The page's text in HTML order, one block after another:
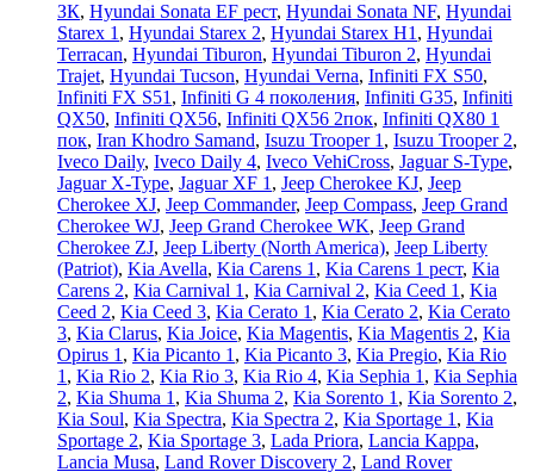
ЗК, Hyundai Sonata EF рест, Hyundai Sonata NF, Hyundai
Starex 1 , Hyundai Starex 2, Hyundai Starex H1 , Hyundai
Terracan, Hyundai Tiburon, Hyundai Tiburon 2, Hyundai
Trajet, Hyundai Tucson, Hyundai Verna, Infiniti FX S50,
Infiniti FX S51 , Infiniti G 4 поколения, Infiniti G35, Infiniti
QX50, Infiniti QX56, Infiniti QX56 2пок, Infiniti QX80 1
пок, Iran Khodro Samand, Isuzu Trooper 1 , Isuzu Trooper 2,
Iveco Daily, Iveco Daily 4, Iveco VehiCross, Jaguar S-Type,
Jaguar X-Type, Jaguar XF 1 , Jeep Cherokee KJ, Jeep
Cherokee XJ, Jeep Commander, Jeep Compass, Jeep Grand
Cherokee WJ, Jeep Grand Cherokee WK, Jeep Grand
Cherokee ZJ, Jeep Liberty (North America), Jeep Liberty
(Patriot), Kia Avella, Kia Carens 1 , Kia Carens 1 рест, Kia
Carens 2, Kia Carnival 1 , Kia Carnival 2, Kia Ceed 1 , Kia
Ceed 2, Kia Ceed 3, Kia Cerato 1 , Kia Cerato 2, Kia Cerato
3, Kia Clarus, Kia Joice, Kia Magentis, Kia Magentis 2, Kia
Opirus 1 , Kia Picanto 1 , Kia Picanto 3, Kia Pregio, Kia Rio
1 , Kia Rio 2, Kia Rio 3, Kia Rio 4, Kia Sephia 1 , Kia Sephia
2, Kia Shuma 1 , Kia Shuma 2, Kia Sorento 1 , Kia Sorento 2,
Kia Soul, Kia Spectra, Kia Spectra 2, Kia Sportage 1 , Kia
Sportage 2, Kia Sportage 3, Lada Priora, Lancia Kappa,
Lancia Musa, Land Rover Discovery 2, Land Rover